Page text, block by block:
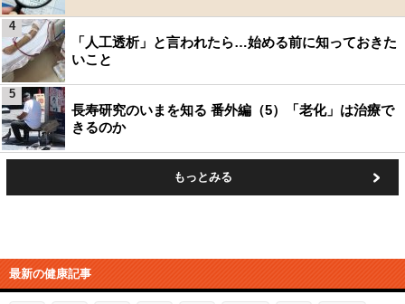
「人工透析」と言われたら…始める前に知っておきた
いこと
4
長寿研究のいまを知る 番外編（5）「老化」は治療で
きるのか
5
もっとみる
最新の健康記事